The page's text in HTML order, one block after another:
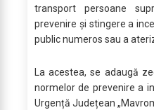
transport persoane
prevenire și stingere a
public numeros sau a
La acestea, se adaugă
normelor de prevenire a
Urgență Județean